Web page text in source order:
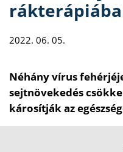
2022. 06. 05.
Néhány vírus
sejtnövekedés
károsítják az